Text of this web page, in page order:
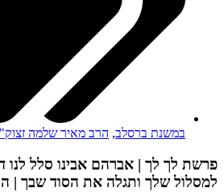
במשנת ברסלב, הרב מאיר שלמה
פרשת לך לך | אברהם אבינו סלל
למסלול שלך ותגלה את הסוד שבך |